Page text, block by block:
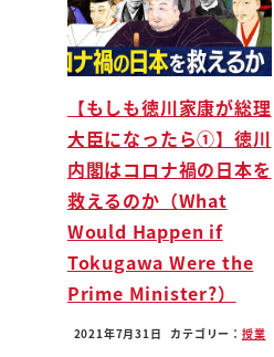
預金が0.01%なんでし
低比で0.01板ロッテレ
受けている
大半の皆さんが預けペ
大手都銀の普通預金で
大手銀行の普通預金に
選んでのパーセンテー
1974年7.5バーン1990
名店ね1パーだった定
普通預金の現在はバー
うわーっどういうこと
【もしも徳川家康が総理
大臣になったら①】徳川
内閣はコロナ禍の日本を
救えるのか（What
Would Happen if
Tokugawa Were the
Prime Minister?）
2021年7月31日 カテゴリー： 授業